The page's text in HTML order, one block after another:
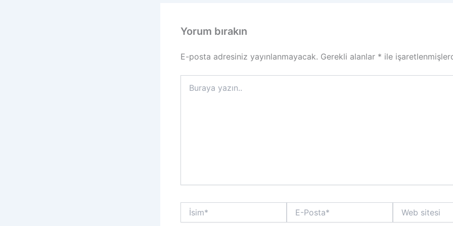
Yorum bırakın
E-posta adresiniz yayınlanmayacak. Gerekli alanlar * ile
yazın..
İsim*
Posta*
sitesi